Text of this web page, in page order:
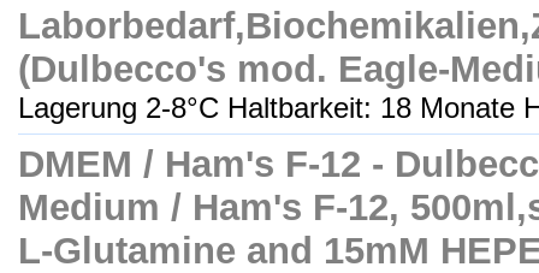
(Dulbecco's mod. Eagle-
Lagerung 2-8°C Haltbarkeit: 18 Monate
DMEM / Ham's F-12 -
Medium / Ham's F-12,
L-Glutamine and 15mM